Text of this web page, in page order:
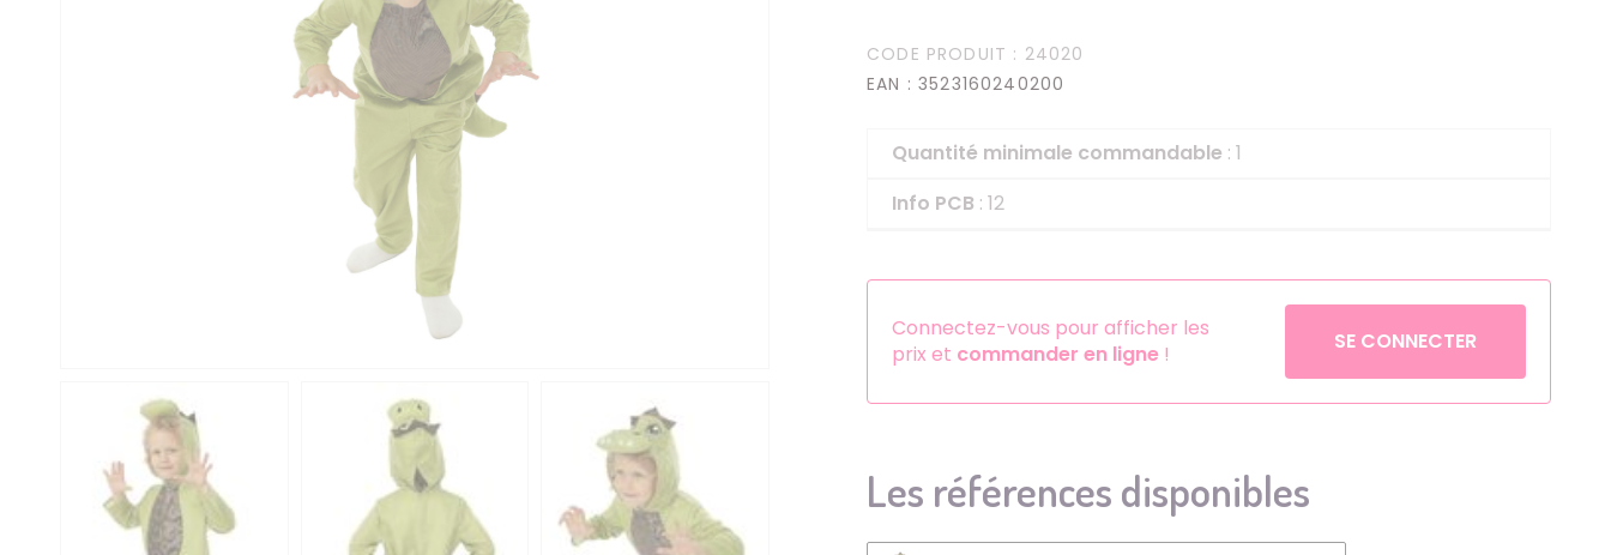
Sets d'accessoires
Petronix Defenders
Pokémon
Robin des Bois
CODE PRODUIT : 24020
EAN : 3523160240200
Quantité minimale commandable : 1
Info PCB : 12
Connectez-vous pour afficher les
prix et commander en ligne ! SE CONNECTER
Les références disponibles